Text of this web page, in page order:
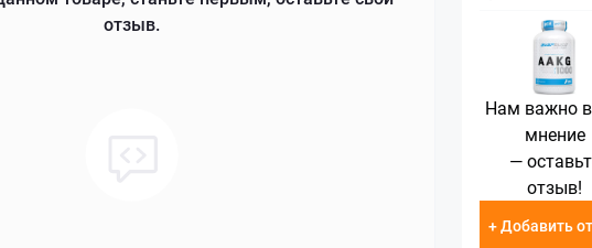
Нам важно
мнение
—
отзыв!
+ Добавить
отзыв.